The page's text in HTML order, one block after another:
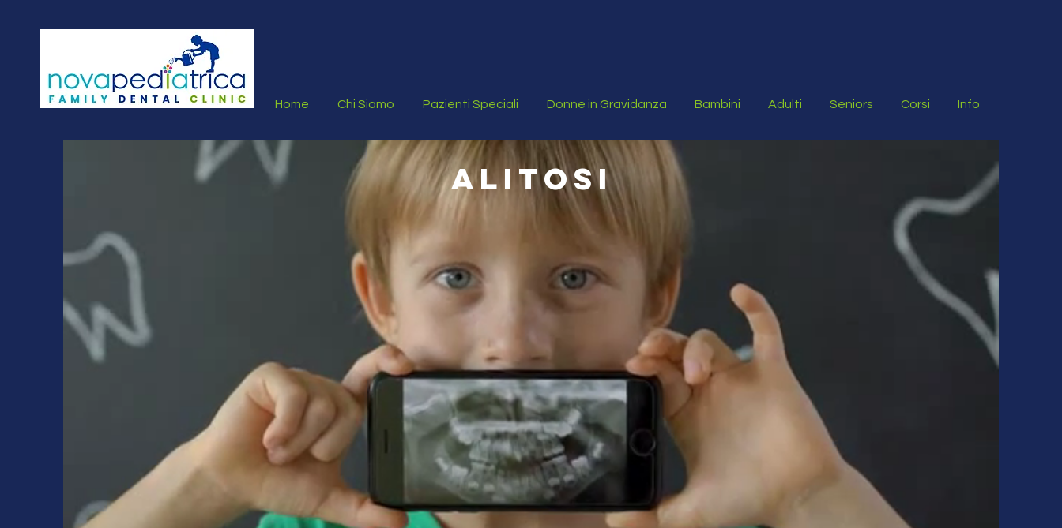
Home Chi Siamo Pazienti Speciali Donne in Gravidanza Bambini Adulti Seniors Corsi Info
ALITOSI